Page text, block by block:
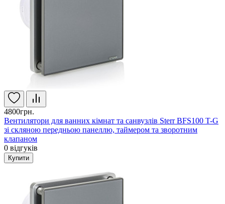
4800грн.
Вентилятори для ванних кімнат та санвузлів Sterr BFS100 T-G
зі скляною передньою панеллю, таймером та зворотним
клапаном
0 відгуків
Купити